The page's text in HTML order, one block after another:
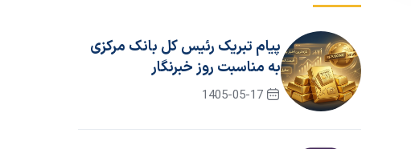
پیام تبریک رئیس کل بانک مرکزی
به مناسبت روز خبرنگار
1405-05-17